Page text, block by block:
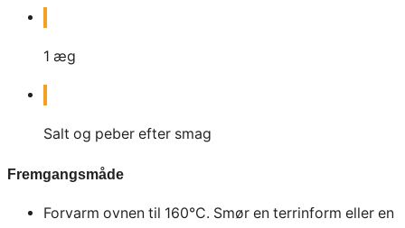
1 æg
Salt og peber efter smag
Fremgangsmåde
Forvarm ovnen til 160°C. Smør en terrinform eller en